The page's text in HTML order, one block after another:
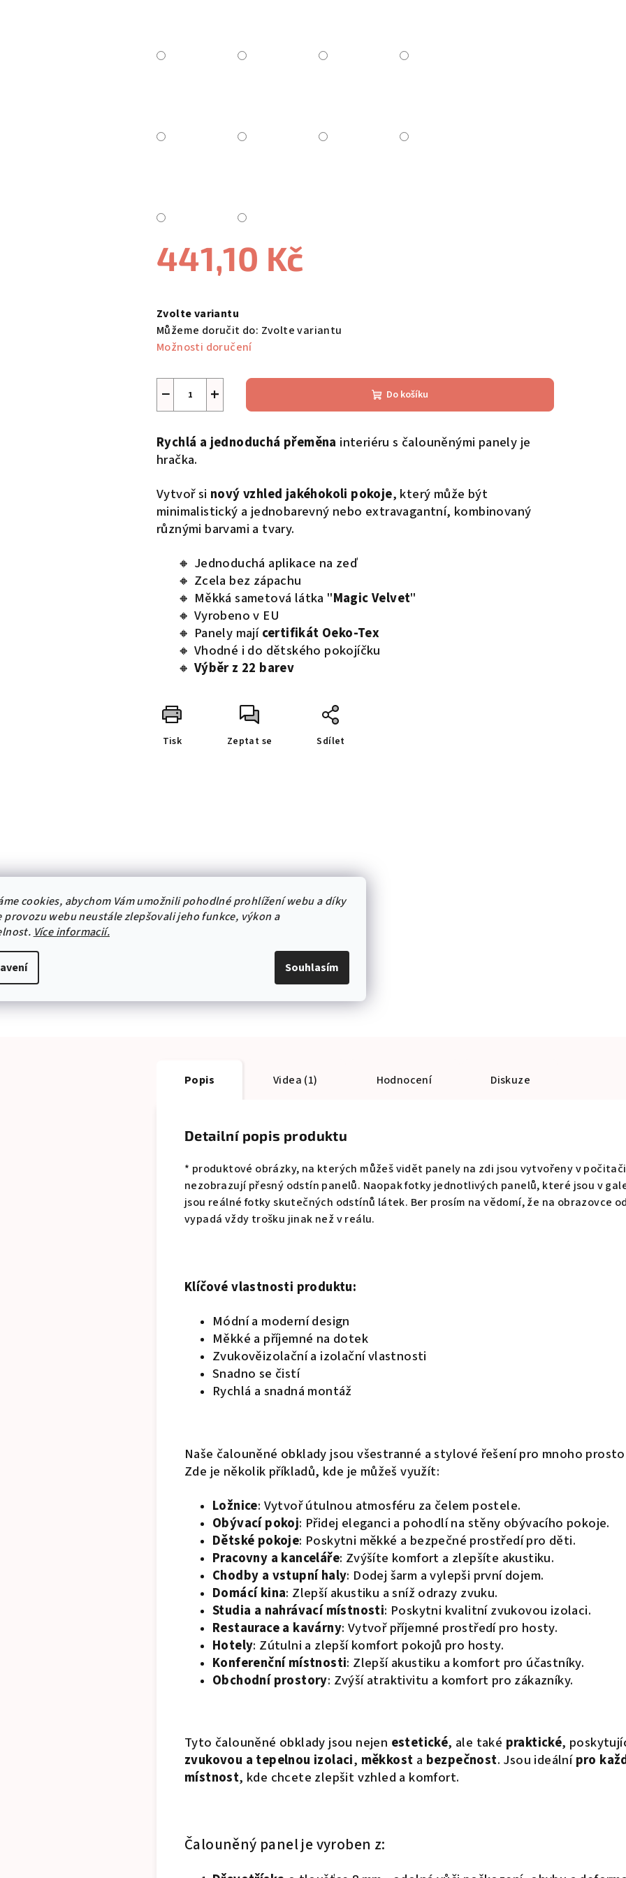
cookies, abychom Vám umožnili pohodlné prohlížení webu a díky
provozu webu neustále zlepšovali jeho funkce, výkon a
Více informacií.
Souhlasím
441,10 Kč
cena:
Zvolte variantu
Můžeme doručit do: Zvolte variantu
Možnosti doručení
+
− Do košíku
Rychlá a jednoduchá přeměna interiéru s čalouněnými panely je
hračka.
Vytvoř si nový vzhled jakéhokoli pokoje, který může být
minimalistický a jednobarevný nebo extravagantní, kombinovaný
různými barvami a tvary.
🔸 Jednoduchá aplikace na zeď
🔸 Zcela bez zápachu
🔸 Měkká sametová látka "Magic Velvet"
🔸 Vyrobeno v EU
🔸 Panely majícertifikát Oeko-Tex
🔸 Vhodné i do dětského pokojíčku
🔸 Výběr z 22 barev
Tisk Zeptat se Sdílet
Popis Videa (1) Hodnocení Diskuze
Detailní popis produktu
* produktové obrázky, na kterých můžeš vidět panely na zdi jsou vytvořeny v
nezobrazují přesný odstín panelů. Naopak fotky jednotlivých panelů, které jsou v
jsou reálné fotky skutečných odstínů látek. Ber prosím na vědomí, že na obrazovce
vypadá vždy trošku jinak než v reálu.
Klíčové vlastnosti produktu:
Módní a moderní design
Měkké a příjemné na dotek
Zvukověizolační a izolační vlastnosti
Snadno se čistí
Rychlá a snadná montáž
Naše čalouněné obklady jsou všestranné a stylové řešení pro mnoho
Zde je několik příkladů, kde je můžeš využít:
Ložnice: Vytvoř útulnou atmosféru za čelem postele.
Obývací pokoj: Přidej eleganci a pohodlí na stěny obývacího pokoje.
Dětské pokoje: Poskytni měkké a bezpečné prostředí pro děti.
Pracovny a kanceláře: Zvýšíte komfort a zlepšíte akustiku.
Chodby a vstupní haly: Dodej šarm a vylepši první dojem.
Domácí kina: Zlepší akustiku a sníž odrazy zvuku.
Studia a nahrávací místnosti: Poskytni kvalitní zvukovou izolaci.
Restaurace a kavárny: Vytvoř příjemné prostředí pro hosty.
Hotely: Zútulni a zlepší komfort pokojů pro hosty.
Konferenční místnosti: Zlepší akustiku a komfort pro účastníky.
Obchodní prostory: Zvýší atraktivitu a komfort pro zákazníky.
Tyto čalouněné obklady jsou nejen estetické, ale také praktické,
zvukovou a tepelnou izolaci, měkkost a bezpečnost. Jsou ideálnípro
místnost, kde chcete zlepšit vzhled a komfort.
Čalouněný panel je vyroben z: